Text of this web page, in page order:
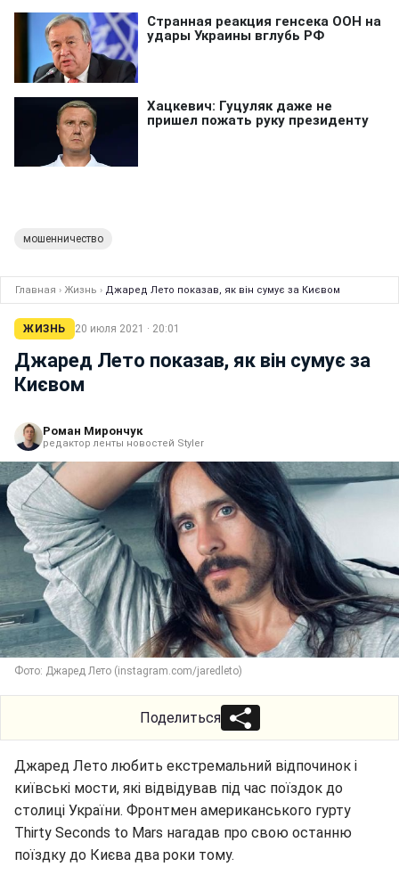
мошенничество
Главная › Жизнь › Джаред Лето показав, як він сумує за Києвом
ЖИЗНЬ 20 июля 2021 · 20:01
Джаред Лето показав, як він сумує за
Києвом
Роман Мирончук
редактор ленты новостей Styler
Фото: Джаред Лето (instagram.com/jaredleto)
Поделиться
Джаред Лето любить екстремальний відпочинок і
київські мости, які відвідував під час поїздок до
столиці України. Фронтмен американського гурту
Thirty Seconds to Mars нагадав про свою останню
поїздку до Києва два роки тому.